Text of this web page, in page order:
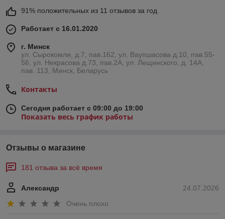
91% положительных из 11 отзывов за год
Работает с 16.01.2020
г. Минск
ул. Сырокомли, д.7, пав.162, ул. Ваупшасова д.10, пав.55-
56, ул. Некрасова д.73, пав.2А, ул. Лещинского, д. 14А,
пав. 113, Минск, Беларусь
Контакты
Сегодня работает с 09:00 до 19:00
Показать весь график работы
Отзывы о магазине
181 отзыва за всё время
24.07.2026
Александр
Очень плохо